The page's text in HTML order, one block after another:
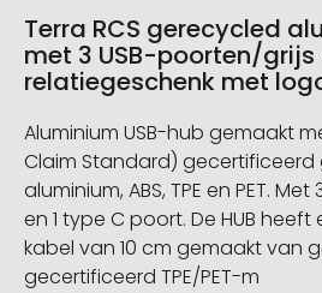
Terra RCS gerecycled
met 3 USB-poorten/grijs
relatiegeschenk met
Aluminium USB-hub gemaakt
Claim Standard)
aluminium, ABS, TPE en PET.
en 1 type C poort. De HUB
kabel van 10 cm gemaakt van
gecertificeerd TPE/PET-m